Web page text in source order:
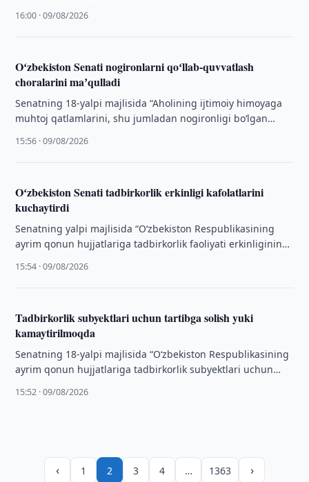
16:00 · 09/08/2026
Oʻzbekiston Senati nogironlarni qoʻllab-quvvatlash
choralarini maʼqulladi
Senatning 18-yalpi majlisida “Aholining ijtimoiy himoyaga
muhtoj qatlamlarini, shu jumladan nogironligi boʻlgan
yanada takomillashtirilishi munosabati …
15:56 · 09/08/2026
Oʻzbekiston Senati tadbirkorlik erkinligi kafolatlarini
kuchaytirdi
Senatning yalpi majlisida “Oʻzbekiston Respublikasining
ayrim qonun hujjatlariga tadbirkorlik faoliyati erkinligining
subyektlarini qoʻllab-quvvatlash mexanizmlarini
15:54 · 09/08/2026
Tadbirkorlik subyektlari uchun tartibga solish yuki
kamaytirilmoqda
Senatning 18-yalpi majlisida “Oʻzbekiston Respublikasining
ayrim qonun hujjatlariga tadbirkorlik subyektlari uchun
va qoʻshimchalar kiritish …
15:52 · 09/08/2026
‹ 1 2 3 4 … 1363 ›